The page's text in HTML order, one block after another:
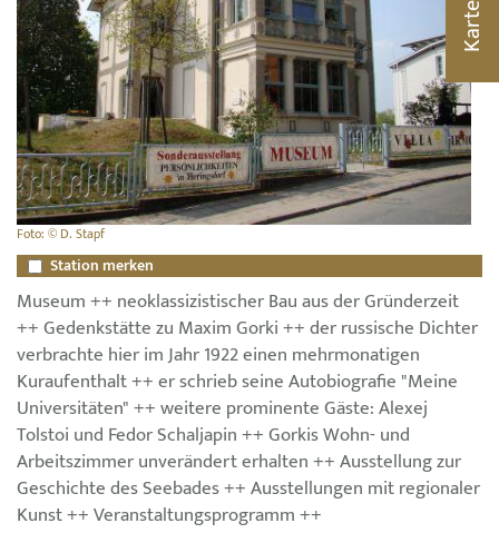
Foto: © D. Stapf
Station merken
Museum ++ neoklassizistischer Bau aus der Gründerzeit
++ Gedenkstätte zu Maxim Gorki ++ der russische Dichter
verbrachte hier im Jahr 1922 einen mehrmonatigen
Kuraufenthalt ++ er schrieb seine Autobiografie "Meine
Universitäten" ++ weitere prominente Gäste: Alexej
Tolstoi und Fedor Schaljapin ++ Gorkis Wohn- und
Arbeitszimmer unverändert erhalten ++ Ausstellung zur
Geschichte des Seebades ++ Ausstellungen mit regionaler
Kunst ++ Veranstaltungsprogramm ++
Karte